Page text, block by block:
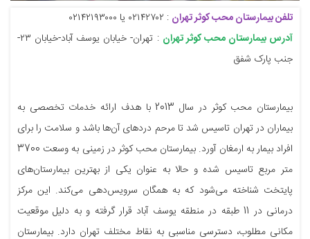
تلفن بیمارستان محب کوثر تهران : ۰۲۱۴۲۷۰۲ یا ۰۲۱۴۲۱۹۳۰۰۰
آدرس بیمارستان محب کوثر تهران
: تهران- خیابان یوسف آباد-خیابان ۲۳-
جنب پارک شفق
بیمارستان محب کوثر در سال 2013 با هدف ارائه خدمات تخصصی به
بیماران در تهران تاسیس شد تا مرحم دردهای آن‌ها باشد و سلامت را برای
افراد بیمار به ارمغان آورد. بیمارستان محب کوثر در زمینی به وسعت 3700
متر مربع تاسیس شده و حالا به عنوان یکی از بهترین بیمارستان‌های
پایتخت شناخته می‌شود که به همگان سرویس‌دهی می‌کند. این مرکز
درمانی در 11 طبقه در منطقه یوسف آباد قرار گرفته و به دلیل موقعیت
مکانی مطلوب، دسترسی مناسبی به نقاط مختلف تهران دارد. بیمارستان